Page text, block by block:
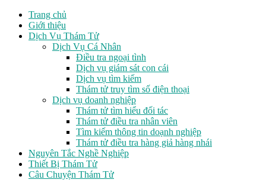
Trang chủ
Giới thiệu
Dịch Vụ Thám Tử
Dịch Vụ Cá Nhân
Điều tra ngoại tình
Dịch vụ giám sát con cái
Dịch vụ tìm kiếm
Thám tử truy tìm số điện thoại
Dịch vụ doanh nghiệp
Thám tử tìm hiểu đối tác
Thám tử điều tra nhân viên
Tìm kiếm thông tin doạnh nghiệp
Thám tử điều tra hàng giả hàng nhái
Nguyên Tắc Nghề Nghiệp
Thiết Bị Thám Tử
Câu Chuyện Thám Tử